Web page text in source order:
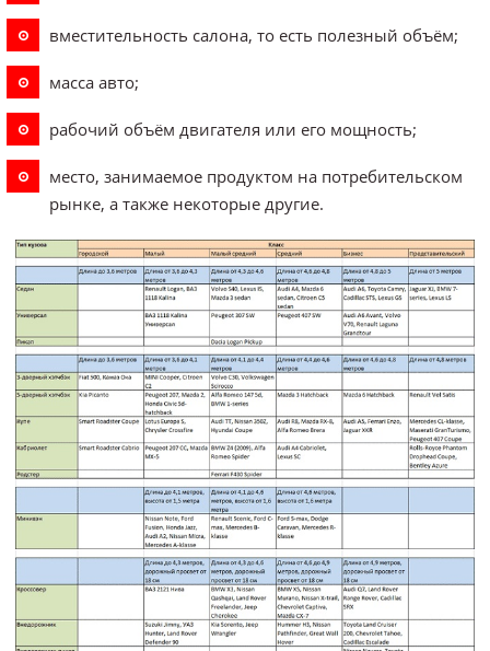
вместительность салона, то есть полезный объём;
масса авто;
рабочий объём двигателя или его мощность;
место, занимаемое продуктом на потребительском
рынке, а также некоторые другие.